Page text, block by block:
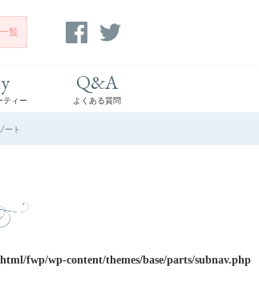
一覧
ティー
Q&A
よくある質問
ート
fwp/wp-content/themes/base/parts/subnav.php